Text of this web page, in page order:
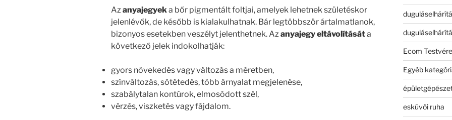
Az anyajegyek a bőr pigmentált foltjai, amelyek lehetnek születéskor
jelenlévők, de később is kialakulhatnak. Bár legtöbbször ártalmatlanok,
bizonyos esetekben veszélyt jelenthetnek. Az anyajegy eltávolításáta
következő jelek indokolhatják:
gyors növekedés vagy változás a méretben,
színváltozás, sötétedés, több árnyalat megjelenése,
szabálytalan kontúrok, elmosódott szél,
vérzés, viszketés vagy fájdalom.
Ecom
Egyéb
esküvői ruha